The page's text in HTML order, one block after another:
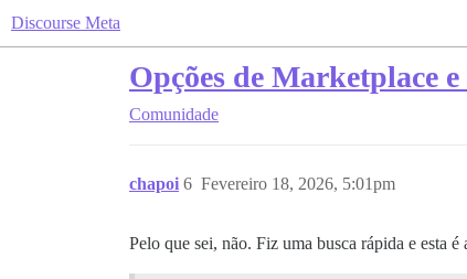
Discourse Meta
Opções de Marketplace
Comunidade
chapoi Fevereiro 18, 2026, 5:01pm
6
Pelo que sei, não. Fiz uma busca rápida e esta